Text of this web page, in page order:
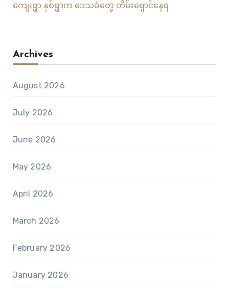
ကျေးရွာ နှစ်ရွာက ဒေသခံတွေ တိမ်းရှောင်နေရ
Archives
August 2026
July 2026
June 2026
May 2026
April 2026
March 2026
February 2026
January 2026